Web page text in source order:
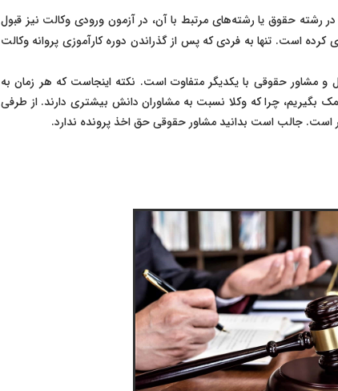
حقوق یا رشته‌های مرتبط با آن، در آزمون ورودی وکالت نیز قبول
با موفقیت سپری کرده است. تنها به فردی که پس از گذراندن دوره کارآموزی پروانه وکالت
و مشاور حقوقی با یکدیگر متفاوت است. نکته اینجاست که هر زمان به
بگیریم، چرا که وکلا نسبت به مشاوران دانش بیشتری دارند. از طرفی
است. جالب است بدانید مشاور حقوقی حق اخذ پرونده ندارد.